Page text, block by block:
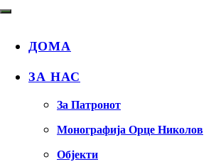
ДОМА
ЗА НАС
За Патронот
Монографија Орце Николов
Објекти